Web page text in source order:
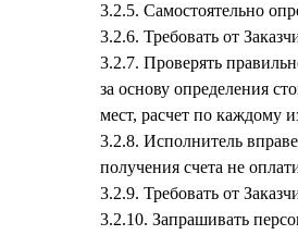
3.2.5. Самостоятельно
3.2.6. Требовать от
3.2.7. Проверять
за основу определения
мест, расчет по каждому
3.2.8. Исполнитель
получения счета не
3.2.9. Требовать от
3.2.10. Запрашивать